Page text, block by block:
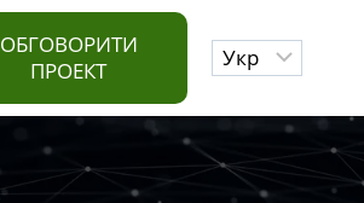
ОБГОВОРИТИ
ПРОЕКТ
Choose
a